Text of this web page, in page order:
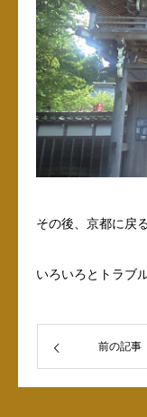
その後、京都に戻
いろいろとトラブ
前の記事